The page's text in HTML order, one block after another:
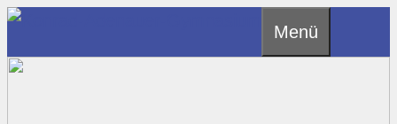
Zum
springen
Menü